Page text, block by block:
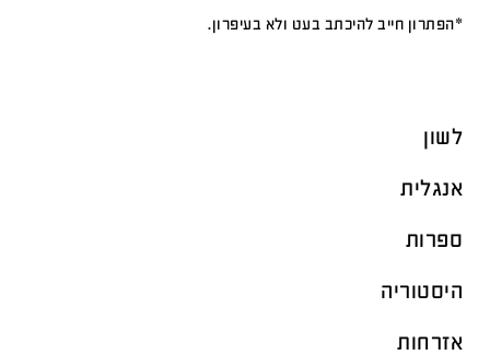
*הפתרון חייב להיכתב בעט ולא בעיפרון.
לשון
אנגלית
ספרות
היסטוריה
אזרחות